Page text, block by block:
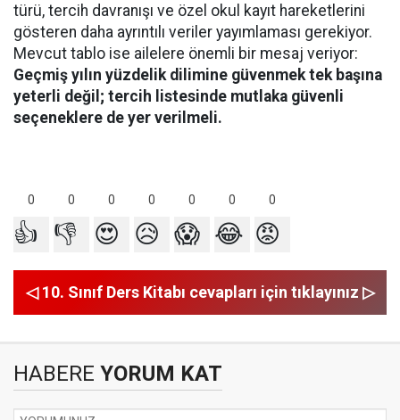
türü, tercih davranışı ve özel okul kayıt hareketlerini
gösteren daha ayrıntılı veriler yayımlaması gerekiyor.
Mevcut tablo ise ailelere önemli bir mesaj veriyor:
Geçmiş yılın yüzdelik dilimine güvenmek tek başına
yeterli değil; tercih listesinde mutlaka güvenli
seçeneklere de yer verilmeli.
0 0 0 0 0 0 0
👍 👎 😍 😥 😱 😂 😡
◁ 10. Sınıf Ders Kitabı cevapları için tıklayınız ▷
HABERE YORUM KAT